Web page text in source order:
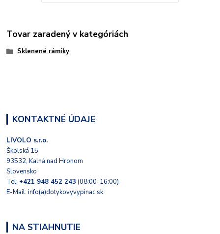
Tovar zaradený v kategóriách
Sklenené rámiky
KONTAKTNÉ ÚDAJE
LIVOLO s.r.o.
Školská 15
93532, Kalná nad Hronom
Slovensko
Tel: +421 948 452 243 (08:00-16:00)
E-Mail: info(a)dotykovyvypinac.sk
NA STIAHNUTIE